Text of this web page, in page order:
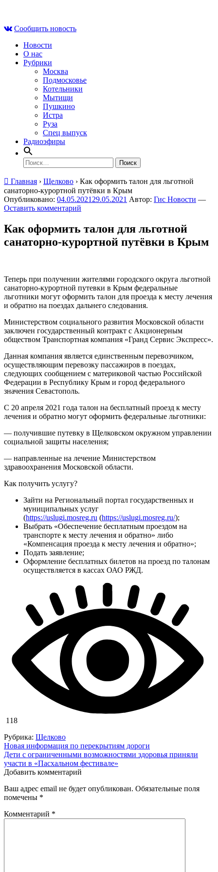
contentСообщить новость
Новости
О нас
Рубрики
Москва
Подмосковье
Котельники
Мытищи
Пушкино
Истра
Руза
Спец выпуск
Радиоэфиры
Найти:
Главная › Щелково › Как оформить талон для льготной
санаторно-курортной путёвки в Крым
Опубликовано: 04.05.2021 29.05.2021 Автор: Гис Новости —
Оставить комментарий
Как оформить талон для льготной
санаторно-курортной путёвки в Крым
Теперь при получении жителями городского округа льготной
санаторно-курортной путевки в Крым федеральные
льготники могут оформить талон для проезда к месту лечения
и обратно на поездах дальнего следования.
Министерством социального развития Московской области
заключен государственный контракт с Акционерным
обществом Транспортная компания «Гранд Сервис Экспресс».
Данная компания является единственным перевозчиком,
осуществляющим перевозку пассажиров в поездах,
следующих сообщением с материковой частью Российской
Федерации в Республику Крым и город федерального
значения Севастополь.
С 20 апреля 2021 года талон на бесплатный проезд к месту
лечения и обратно могут оформить федеральные льготники:
— получившие путевку в Щелковском окружном управлении
социальной защиты населения;
— направленные на лечение Министерством
здравоохранения Московской области.
Как получить услугу?
Зайти на Региональный портал государственных и
муниципальных услуг
(https://uslugi.mosreg.ru (https://uslugi.mosreg.ru/);
Выбрать «Обеспечение бесплатным проездом на
транспорте к месту лечения и обратно» либо
«Компенсация проезда к месту лечения и обратно»;
Подать заявление;
Оформление бесплатных билетов на проезд по талонам
осуществляется в кассах ОАО РЖД.
118
Рубрика: Щелково
Навигация
по
записям
Новая информация по перекрытиям дороги
Дети с ограниченными возможностями здоровья приняли
участи в «Пасхальном фестивале»
Добавить комментарий
Ваш адрес email не будет опубликован. Обязательные поля
помечены *
Комментарий *